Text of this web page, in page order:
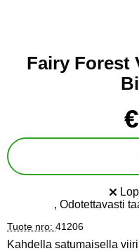
Fairy Forest
, Odotettavasti
Tuote nro: 41206
Kahdella satumaisella